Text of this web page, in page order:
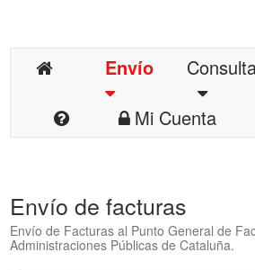
Envío
Mi Cuenta
Envío de facturas
Envío de Facturas al Punto General de
Administraciones Públicas de Cataluña.